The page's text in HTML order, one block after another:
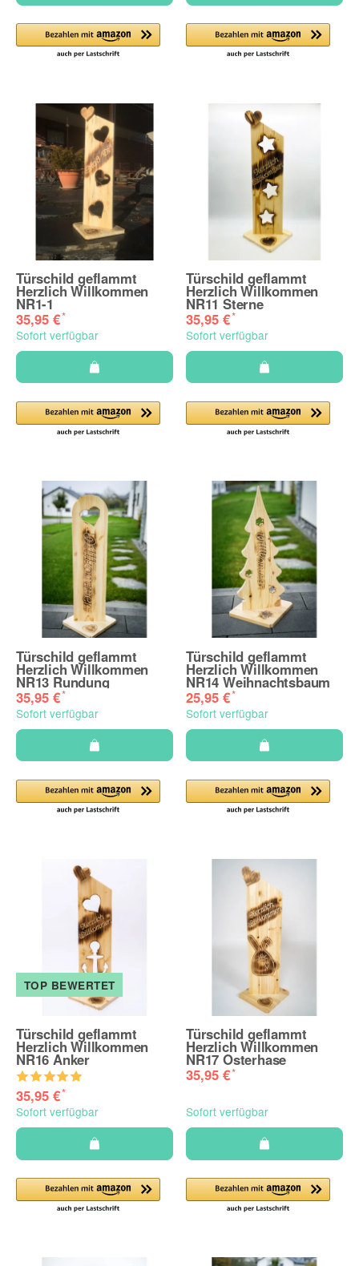
Türschild geflammt
Herzlich Willkommen
NR1-1
35,95 €*
Sofort verfügbar
Türschild geflammt
Herzlich Willkommen
NR11 Sterne
35,95 €*
Sofort verfügbar
Türschild geflammt
Herzlich Willkommen
NR13 Rundung
35,95 €*
Sofort verfügbar
Türschild geflammt
Herzlich Willkommen
NR14 Weihnachtsbaum
25,95 €*
Sofort verfügbar
TOP BEWERTET
Türschild geflammt
Herzlich Willkommen
NR16 Anker
35,95 €*
Sofort verfügbar
Türschild geflammt
Herzlich Willkommen
NR17 Osterhase
35,95 €*
Sofort verfügbar